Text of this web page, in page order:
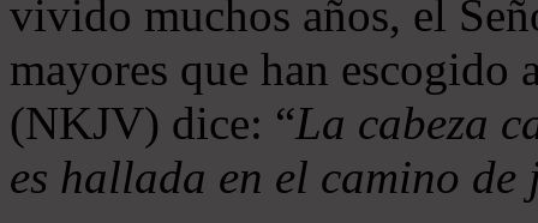
vivido muchos años, el
mayores que han
(NKJV) dice: “La cabeza
es hallada en el camino de